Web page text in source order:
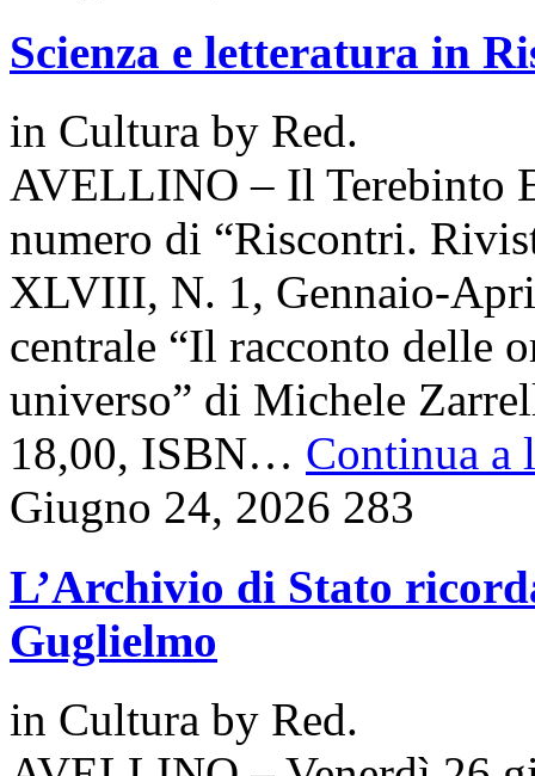
Scienza e letteratura in
in Cultura by Red.
AVELLINO – Il Terebinto
numero di “Riscontri.
XLVIII, N. 1, Gennaio-
centrale “Il racconto delle
universo” di Michele
18,00, ISBN… Continua a
Giugno 24, 2026 283
L’Archivio di Stato
Guglielmo
in Cultura by Red.